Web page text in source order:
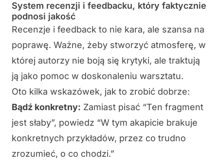
System recenzji i feedbacku, który faktycznie
podnosi jakość
Recenzje i feedback to nie kara, ale szansa na
poprawę. Ważne, żeby stworzyć atmosferę, w
której autorzy nie boją się krytyki, ale traktują
ją jako pomoc w doskonaleniu warsztatu.
Oto kilka wskazówek, jak to zrobić dobrze:
Bądź konkretny: Zamiast pisać “Ten fragment
jest słaby”, powiedz “W tym akapicie brakuje
konkretnych przykładów, przez co trudno
zrozumieć, o co chodzi.”